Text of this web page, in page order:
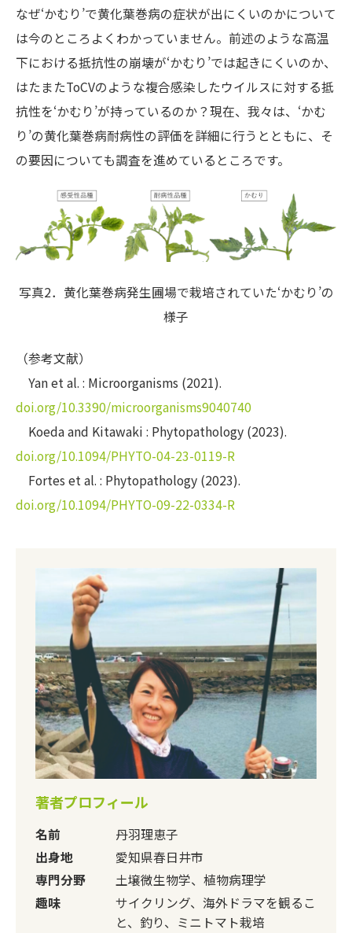
なぜ‘かむり’で黄化葉巻病の症状が出にくいのかについて
は今のところよくわかっていません。前述のような高温
下における抵抗性の崩壊が‘かむり’では起きにくいのか、
はたまたToCVのような複合感染したウイルスに対する抵
抗性を‘かむり’が持っているのか？現在、我々は、‘かむ
り’の黄化葉巻病耐病性の評価を詳細に行うとともに、そ
の要因についても調査を進めているところです。
写真2．黄化葉巻病発生圃場で栽培されていた‘かむり’の
様子
（参考文献）
Yan et al. : Microorganisms (2021).
doi.org/10.3390/microorganisms9040740
Koeda and Kitawaki : Phytopathology (2023).
doi.org/10.1094/PHYTO-04-23-0119-R
Fortes et al. : Phytopathology (2023).
doi.org/10.1094/PHYTO-09-22-0334-R
著者プロフィール
名前
丹羽理恵子
出身地
愛知県春日井市
専門分野
土壌微生物学、植物病理学
趣味
サイクリング、海外ドラマを観るこ
と、釣り、ミニトマト栽培